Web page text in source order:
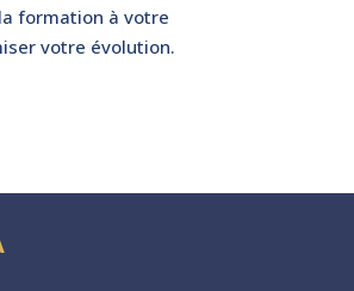
formation à votre
votre évolution.